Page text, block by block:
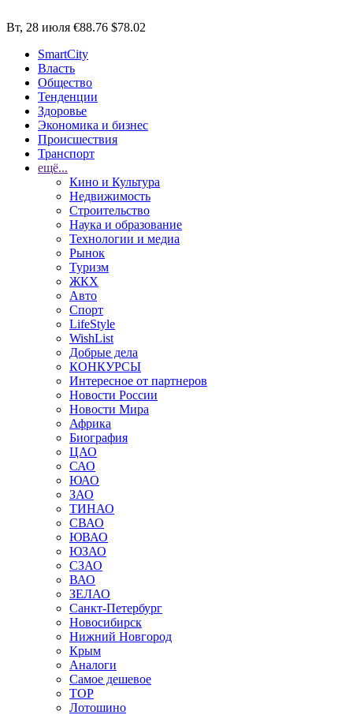
Вт, 28 июля €88.76 $78.02
SmartCity
Власть
Общество
Тенденции
Здоровье
Экономика и бизнес
Происшествия
Транспорт
ещё...
Кино и Культура
Недвижимость
Строительство
Наука и образование
Технологии и медиа
Рынок
Туризм
ЖКХ
Авто
Спорт
LifeStyle
WishList
Добрые дела
КОНКУРСЫ
Интересное от партнеров
Новости России
Новости Мира
Африка
Биография
ЦАО
САО
ЮАО
ЗАО
ТИНАО
СВАО
ЮВАО
ЮЗАО
СЗАО
ВАО
ЗЕЛАО
Санкт-Петербург
Новосибирск
Нижний Новгород
Крым
Аналоги
Самое дешевое
TOP
Лотошино